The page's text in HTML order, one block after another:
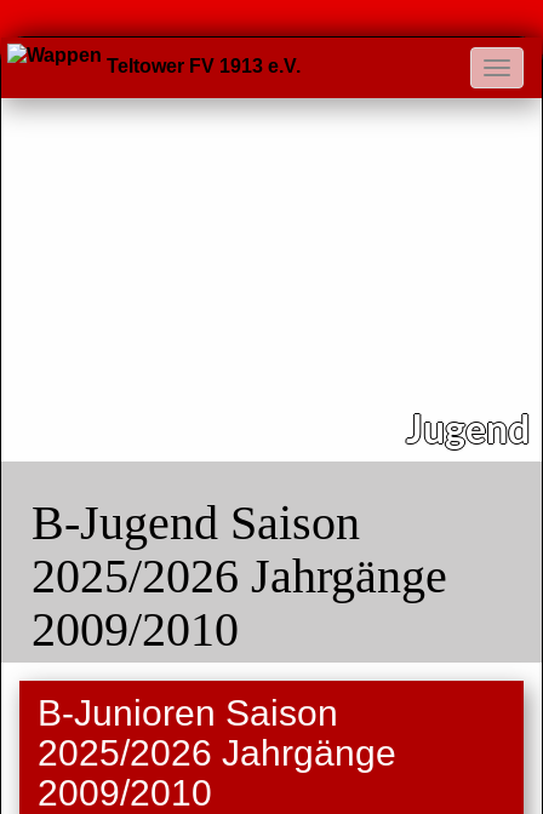
Teltower FV 1913 e.V.
Jugend
B-Jugend Saison
2025/2026 Jahrgänge
2009/2010
B-Junioren Saison
2025/2026 Jahrgänge
2009/2010